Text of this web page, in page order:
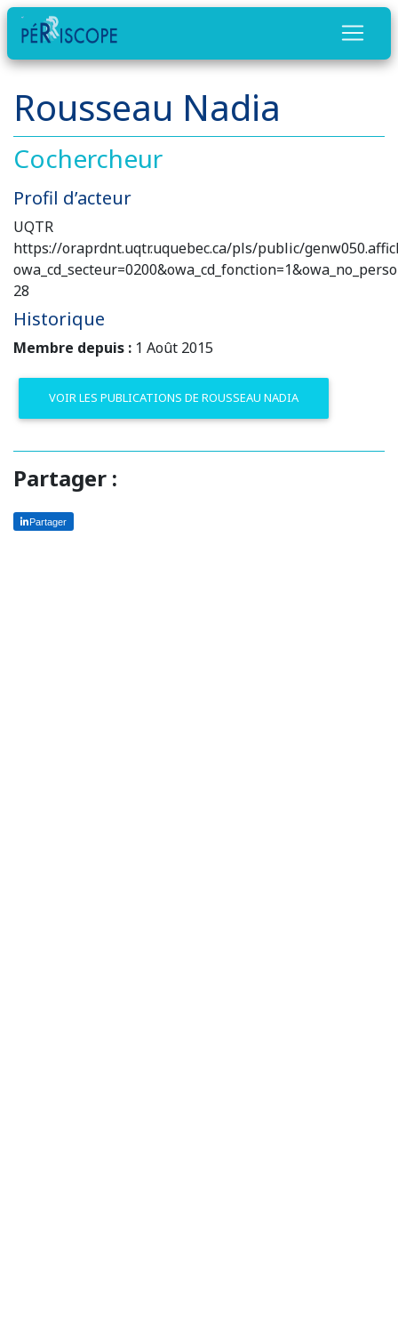
Rousseau Nadia
Cochercheur
Profil d’acteur
UQTR
https://oraprdnt.uqtr.uquebec.ca/pls/public/
28
Historique
Membre depuis : 1 Août 2015
VOIR LES PUBLICATIONS DE ROUSSEAU NADIA
Partager :
Partager